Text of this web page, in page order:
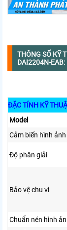
THÔNG SỐ KỸ
DAI2204N-EAB:
ĐẶC TÍNH KỸ
Model
Cảm biến hình ảnh
Độ phân giải
Bảo vệ chu vi
Chuẩn nén hình